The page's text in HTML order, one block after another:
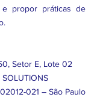
e propor práticas de
Setor E, Lote 02
02012-021 – São Paulo